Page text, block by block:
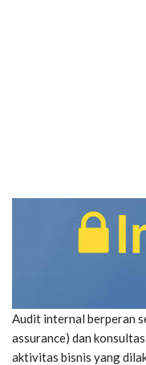
Audit internal berperan
assurance) dan
aktivitas bisnis yang